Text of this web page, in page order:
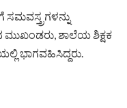
ಶಾಲೆಯ ಶಿಕ್ಷಕ
ಭಾಗವಹಿಸಿದ್ದರು.